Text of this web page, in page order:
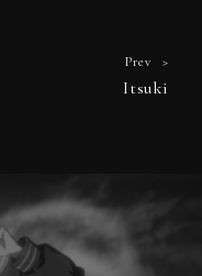
Prev
Itsuki